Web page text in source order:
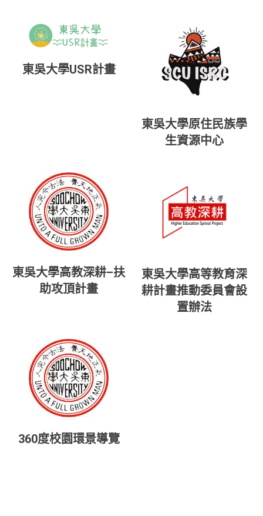
東吳大學USR計畫
東吳大學原住民族學
生資源中心
東吳大學高教深耕–扶
助攻頂計畫
東吳大學高等教育深
耕計畫推動委員會設
置辦法
360度校園環景導覽